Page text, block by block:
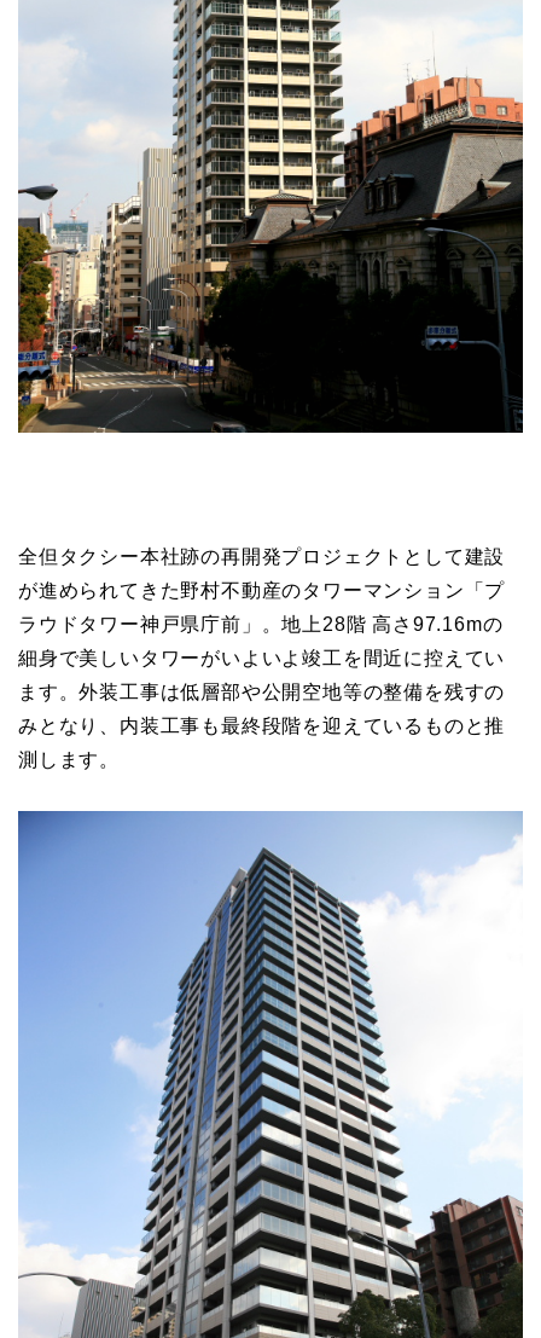
全但タクシー本社跡の再開発プロジェクトとして建設
が進められてきた野村不動産のタワーマンション「プ
ラウドタワー神戸県庁前」。地上28階 高さ97.16mの
細身で美しいタワーがいよいよ竣工を間近に控えてい
ます。外装工事は低層部や公開空地等の整備を残すの
みとなり、内装工事も最終段階を迎えているものと推
測します。